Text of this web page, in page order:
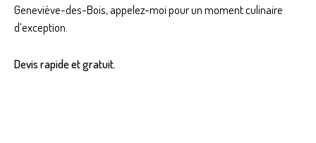
Geneviève-des-Bois, appelez-moi pour un moment culinaire
d’exception.
Devis rapide et gratuit.